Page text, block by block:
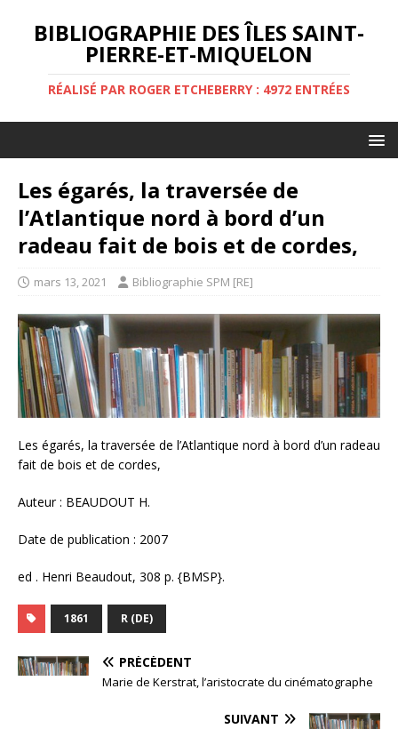
BIBLIOGRAPHIE DES ÎLES SAINT-
PIERRE-ET-MIQUELON
RÉALISÉ PAR ROGER ETCHEBERRY : 4972 ENTRÉES
Les égarés, la traversée de
l’Atlantique nord à bord d’un
radeau fait de bois et de cordes,
mars 13, 2021 Bibliographie SPM [RE]
Les égarés, la traversée de l’Atlantique nord à bord d’un radeau
fait de bois et de cordes,
Auteur : BEAUDOUT H.
Date de publication : 2007
ed . Henri Beaudout, 308 p. {BMSP}.
1861 R (DE)
PRÉCÉDENT
Marie de Kerstrat, l’aristocrate du cinématographe
SUIVANT